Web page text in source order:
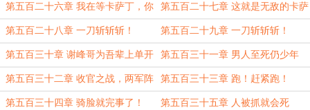
世界吗？（下）双倍求月票
第五百二十六章 我在等卡萨丁，你
在等什么？
第五百二十七章 这就是无敌的卡萨
丁吗？（双倍求月票求订阅）
第五百二十八章 一刀斩斩斩！
（上）
第五百二十九章 一刀斩斩斩！
（下）双倍求月票求订阅
第五百三十章 谢峰哥为吾辈上单开
山 （二合一）双倍求月票求订阅
第五百三十一章 男人至死仍少年
第五百三十二章 收官之战，两军阵
前
第五百三十三章 跑！赶紧跑！
第五百三十四章 骑脸就完事了！ 第五百三十五章 人被抓就会死